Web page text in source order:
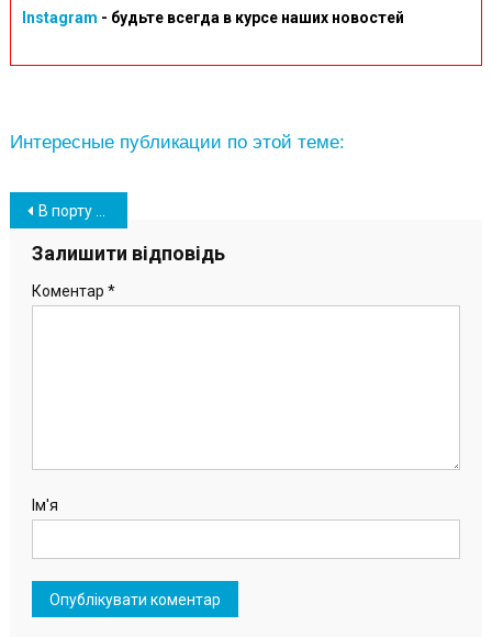
Instagram - будьте всегда в курсе наших новостей
Интересные публикации по этой теме:
Навігація
записів
В порту «Южный» поздравили спортсменку, завоевавшую золото чемпионата Европы кикбоксингу
Залишити відповідь
Коментар *
Ім'я